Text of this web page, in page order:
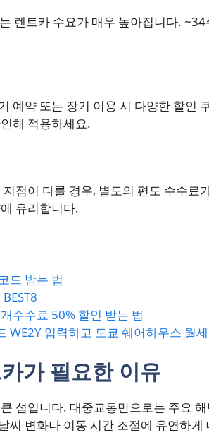
렌트카 수요가 매우 높아집니다.
예약 또는 장기 이용 시 다양한 할인
해 적용하세요.
점이 다를 경우, 별도의 편도 수수료
유리합니다.
드 받는 법
수수료 50% 할인 받는 법
WE2Y 입력하고 도쿄 쉐어하우스 월
가 필요한 이유
섬입니다. 대중교통만으로는 주요
씨 변화나 이동 시간 조절에 유연하